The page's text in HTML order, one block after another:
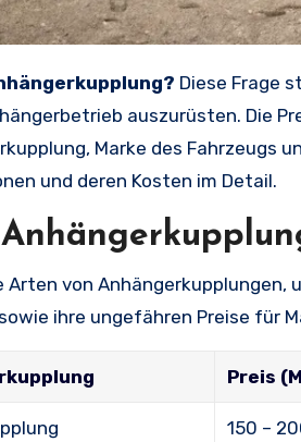
Diese Frage
auszurüsten. Die
Marke des Fahrzeugs
und deren Kosten im Detail.
Arten von
ihre ungefähren Preise für
Preis
150 –